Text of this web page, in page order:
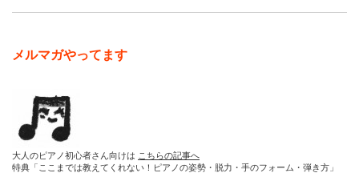
メルマガやってます
大人のピアノ初心者さん向けは こちらの記事へ
特典「ここまでは教えてくれない！ピアノの姿勢・脱力・手のフォーム・弾き方」